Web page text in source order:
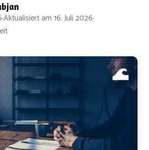
·Aktualisiert am16. Juli 2026·